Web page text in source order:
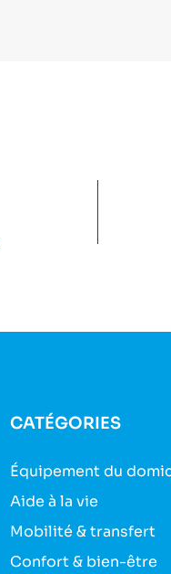
CATÉGORIES
Équipement du
Aide à la vie
Mobilité & transfert
Confort & bien-être